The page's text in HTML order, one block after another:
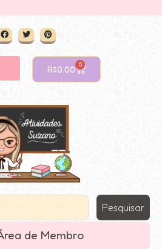
R$0.00 0
Pesquisar
de Membro